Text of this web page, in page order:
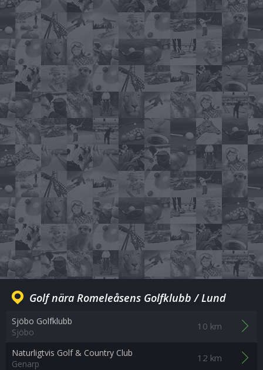
Golf nära Romeleåsens Golfklubb / Lund
Sjöbo Golfklubb
Sjöbo
10 km
Naturligtvis Golf & Country Club
Genarp
12 km